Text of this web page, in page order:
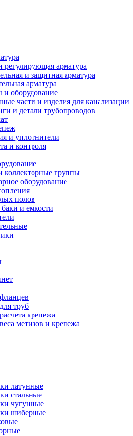
регулирующая арматура
и защитная арматура
арматура
и оборудование
части и изделия для канализации
и детали трубопроводов
и уплотнители
и контроля
коллекторные группы
оборудование
полов
и емкости
труб
крепежа
метизов и крепежа
латунные
стальные
чугунные
шиберные